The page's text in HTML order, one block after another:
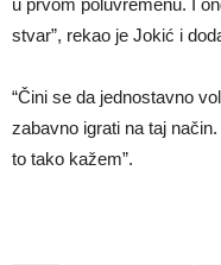
u prvom poluvremenu. I
stvar”, rekao je Jokić i
“Čini se da jednostavno
zabavno igrati na taj
to tako kažem”.